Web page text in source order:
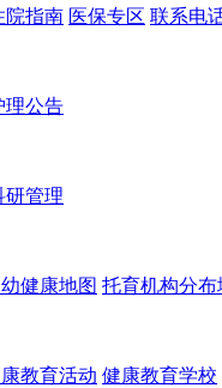
院指南 医保专区 联系电
理公告
研管理
健康地图 托育机构分布
教育活动 健康教育学校